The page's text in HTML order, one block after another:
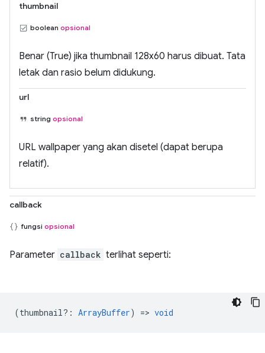
thumbnail
boolean opsional
Benar (True) jika thumbnail 128x60 harus dibuat. Tata
letak dan rasio belum didukung.
url
string opsional
URL wallpaper yang akan disetel (dapat berupa
relatif).
callback
fungsi opsional
Parameter callback terlihat seperti:
(thumbnail? : ArrayBuffer) => void